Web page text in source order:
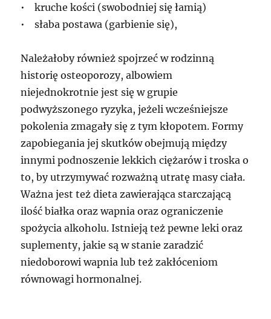
• kruche kości (swobodniej się łamią)
• słaba postawa (garbienie się),
Należałoby również spojrzeć w rodzinną
historię osteoporozy, albowiem
niejednokrotnie jest się w grupie
podwyższonego ryzyka, jeżeli wcześniejsze
pokolenia zmagały się z tym kłopotem. Formy
zapobiegania jej skutków obejmują między
innymi podnoszenie lekkich ciężarów i troska o
to, by utrzymywać rozważną utratę masy ciała.
Ważna jest też dieta zawierająca starczającą
ilość białka oraz wapnia oraz ograniczenie
spożycia alkoholu. Istnieją też pewne leki oraz
suplementy, jakie są w stanie zaradzić
niedoborowi wapnia lub też zakłóceniom
równowagi hormonalnej.